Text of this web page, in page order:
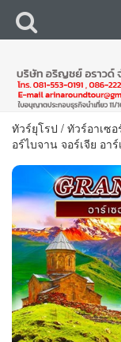
ทัวร์ยุโรป / ทัวร์อาเซ
อร์ไบจาน จอร์เจีย อาร์